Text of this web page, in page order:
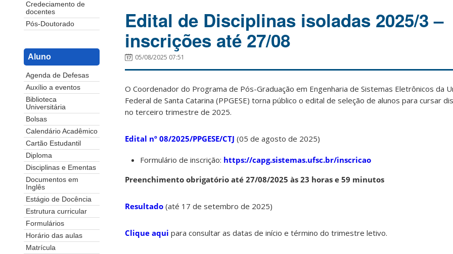
Credeciamento de
docentes
Pós-Doutorado
Aluno
Agenda de Defesas
Auxílio a eventos
Biblioteca
Universitária
Bolsas
Calendário Acadêmico
Cartão Estudantil
Diploma
Disciplinas e Ementas
Documentos em
Inglês
Estágio de Docência
Estrutura curricular
Formulários
Horário das aulas
Matrícula
Edital de Disciplinas isoladas 2025/3 –
inscrições até 27/08
05/08/2025 07:51
O Coordenador do Programa de Pós-Graduação em Engenharia de Sistemas Eletrônicos da
Federal de Santa Catarina (PPGESE) torna público o edital de seleção de alunos para cursar
no terceiro trimestre de 2025.
Edital nº 08/2025/PPGESE/CTJ (05 de agosto de 2025)
Formulário de inscrição: https://capg.sistemas.ufsc.br/inscricao
Preenchimento obrigatório até 27/08/2025 às 23 horas e 59 minutos
Resultado (até 17 de setembro de 2025)
Clique aqui para consultar as datas de início e término do trimestre letivo.